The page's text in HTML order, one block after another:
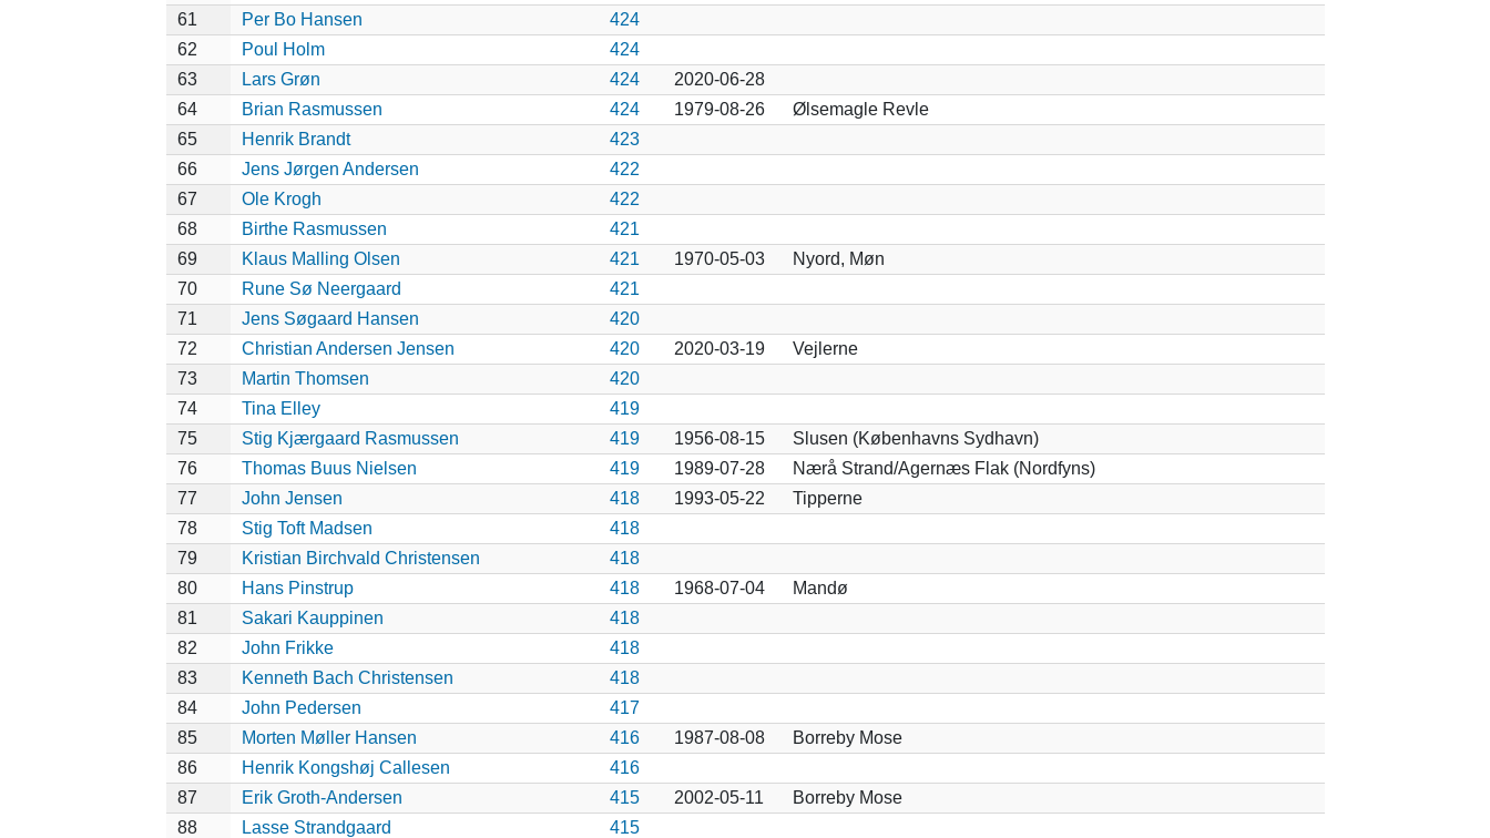
61
Per Bo Hansen
424
62
Poul Holm
424
63
Lars Grøn 424
2020-06-28
64
Brian Rasmussen 424 1979-08-26
Ølsemagle Revle
65
Henrik Brandt
423
66
Jens Jørgen Andersen
422
67
Ole Krogh
422
68
Birthe Rasmussen
421
69
Klaus Malling Olsen 421 1970-05-03
Nyord, Møn
70
Rune Sø Neergaard
421
71
Jens Søgaard Hansen
420
72
Christian Andersen Jensen 420 2020-03-19
Vejlerne
73
Martin Thomsen
420
74
Tina Elley
419
75
Stig Kjærgaard Rasmussen 419 1956-08-15
Slusen (Københavns Sydhavn)
76
Thomas Buus Nielsen 419 1989-07-28
Nærå Strand/Agernæs Flak (Nordfyns)
77
John Jensen 418 1993-05-22
Tipperne
78
Stig Toft Madsen
418
79
Kristian Birchvald Christensen
418
80
Hans Pinstrup 418 1968-07-04
Mandø
81
Sakari Kauppinen
418
82
John Frikke
418
83
Kenneth Bach Christensen
418
84
John Pedersen
417
85
Morten Møller Hansen 416 1987-08-08
Borreby Mose
86
Henrik Kongshøj Callesen
416
87
Erik Groth-Andersen 415 2002-05-11
Borreby Mose
88
Lasse Strandgaard
415